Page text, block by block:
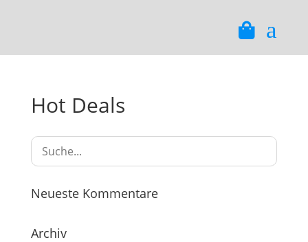
a
Hot Deals
Neueste Kommentare
Archiv